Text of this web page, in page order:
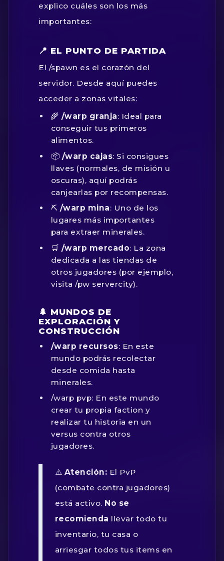
explico cuáles son los más
importantes:
📍 EL PUNTO DE PARTIDA
El /spawn es el corazón del
servidor. Desde aquí puedes
acceder a zonas vitales:
🌾 /warp granja: Ideal para
conseguir tus primeros
alimentos.
📦 /warp cajas: Si consigues
llaves (normales, de misión u
oscuras), aquí podrás
canjearlas por recompensas.
⛏️ /warp mina: Uno de los
lugares más importantes
para extraer minerales.
🛒 /warp mercado: La zona
dedicada a las tiendas de
otros jugadores (por ejemplo,
visita/pw servercity).
🌲 MUNDOS DE
EXPLORACIÓN Y
CONSTRUCCIÓN
/warp recursos: En este
mundo podrás recolectar
desde comida hasta
minerales.
/warp pvp: En este mundo
crear tu propia faction y
realizar tu historia en un
versus contra otros
jugadores.
⚠️ Atención: El PvP
(combate contra jugadores)
está activo. No se
recomienda llevar todo tu
inventario, tu casa o
arriesgar todos tus items en